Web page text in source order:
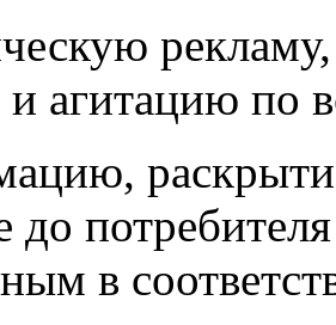
агитацию по
до
в